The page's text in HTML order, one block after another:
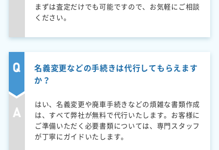
まずは査定だけでも可能ですので、お気軽にご相談
ください。
名義変更などの手続きは代行してもらえます
か？
はい、名義変更や廃車手続きなどの煩雑な書類作成
は、すべて弊社が無料で代行いたします。お客様に
ご準備いただく必要書類については、専門スタッフ
が丁寧にガイドいたします。